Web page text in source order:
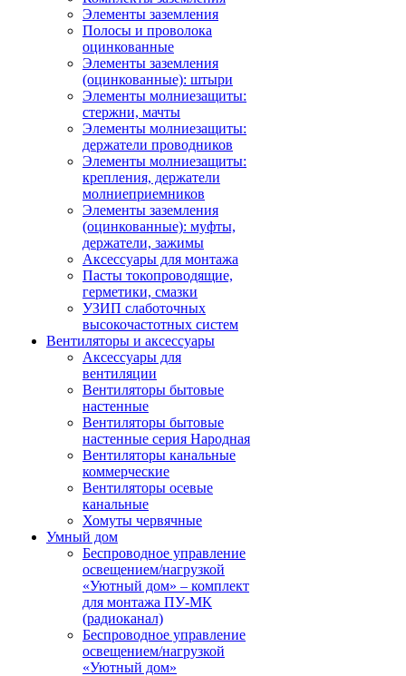
Элементы заземления
Полосы и проволока
оцинкованные
Элементы заземления
(оцинкованные): штыри
Элементы молниезащиты:
стержни, мачты
Элементы молниезащиты:
держатели проводников
Элементы молниезащиты:
крепления, держатели
молниеприемников
Элементы заземления
(оцинкованные): муфты,
держатели, зажимы
Аксессуары для монтажа
Пасты токопроводящие,
герметики, смазки
УЗИП слаботочных
высокочастотных систем
Вентиляторы и аксессуары
Аксессуары для
вентиляции
Вентиляторы бытовые
настенные
Вентиляторы бытовые
настенные серия Народная
Вентиляторы канальные
коммерческие
Вентиляторы осевые
канальные
Хомуты червячные
Умный дом
Беспроводное управление
освещением/нагрузкой
«Уютный дом» – комплект
для монтажа ПУ-МК
(радиоканал)
Беспроводное управление
освещением/нагрузкой
«Уютный дом»